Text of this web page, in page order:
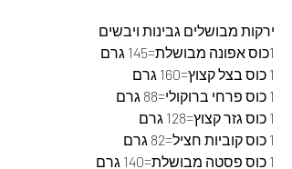
ירקות מבושלים גבינות ויבשים
1כוס אפונה מבושלת=145 גרם
1 כוס בצל קצוץ=160 גרם
1 כוס פרחי ברוקולי=88 גרם
1 כוס גזר קצוץ=128 גרם
1 כוס קוביות חציל=82 גרם
1 כוס פסטה מבושלת=140 גרם